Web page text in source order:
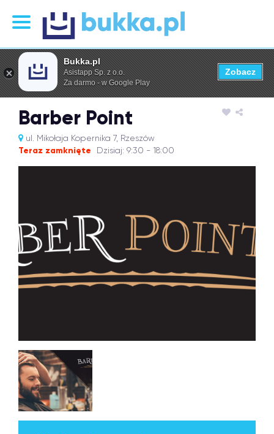
Barber Point
ul. Mikołaja Kopernika 7, Rzeszów
Teraz zamknięte Dzisiaj: 9:30 - 18:00
Bukka.pl
Asistapp Sp. z o.o.
Za darmo - w Google Play
Zobacz